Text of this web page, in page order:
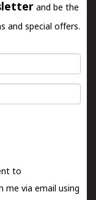
and be the
and special offers.
to
me via email using